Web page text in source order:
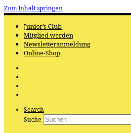
Zum Inhalt springen
Junior’s Club
Mitglied werden
Newsletteranmeldung
Online-Shop
Search
Suche